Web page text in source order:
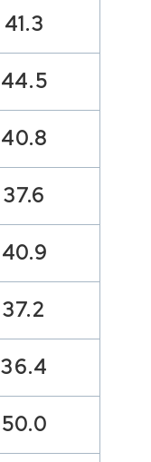
41.3
44.5
40.8
37.6
40.9
37.2
36.4
50.0